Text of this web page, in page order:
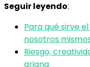
Seguir leyendo:
Para qué sirve
nosotros
Riesgo,
ariana